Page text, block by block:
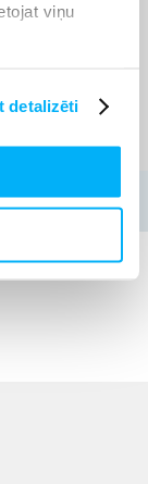
viņu
detalizēti